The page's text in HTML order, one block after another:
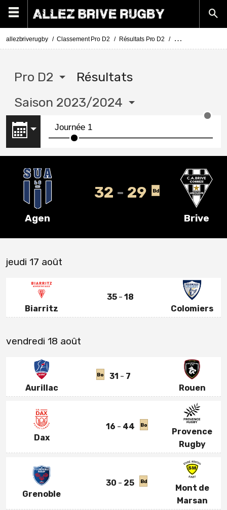
allezbriverugby Classement Pro D2 Résultats Pro D2 Pro D2 résultats
Pro D2
Résultats
Saison 2023/2024
Agen
32 29 Bd
Brive
jeudi 17 août
Biarritz
35
18
Colomiers
vendredi 18 août
Aurillac
Bo 31
7
Rouen
Dax
16 44 Bo
Provence
Rugby
Grenoble
30 25 Bd
Mont de
Marsan